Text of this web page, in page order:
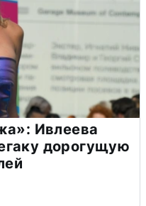
Ивлеева
дорогущую